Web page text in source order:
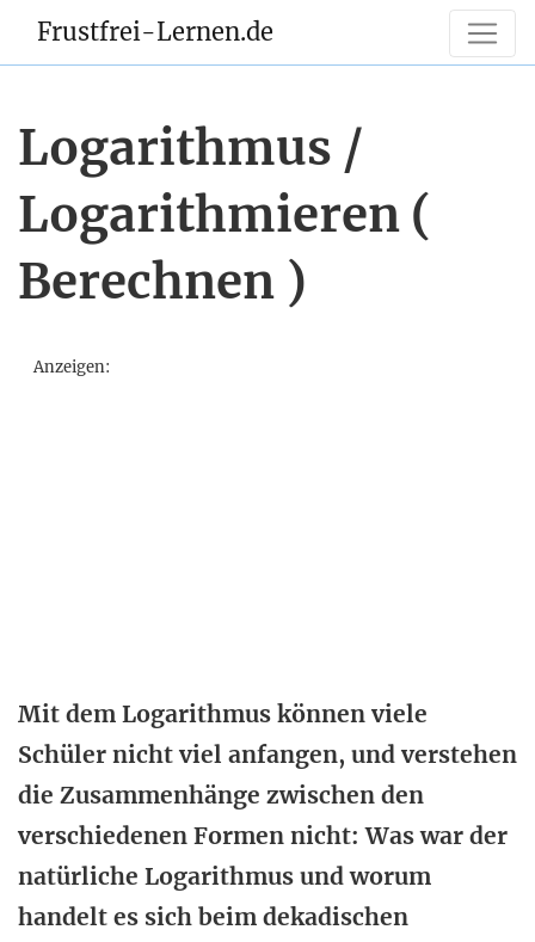
Frustfrei-Lernen.de
Logarithmus /
Logarithmieren (
Berechnen )
Anzeigen:
Mit dem Logarithmus können viele
Schüler nicht viel anfangen, und verstehen
die Zusammenhänge zwischen den
verschiedenen Formen nicht: Was war der
natürliche Logarithmus und worum
handelt es sich beim dekadischen